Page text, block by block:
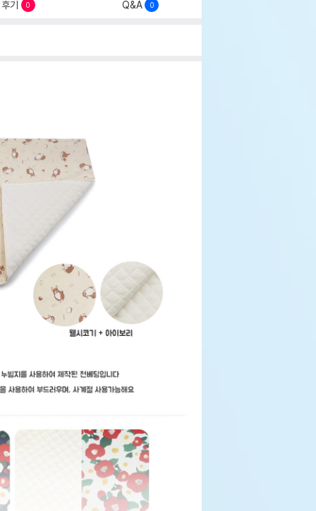
후기 0 Q&A 0